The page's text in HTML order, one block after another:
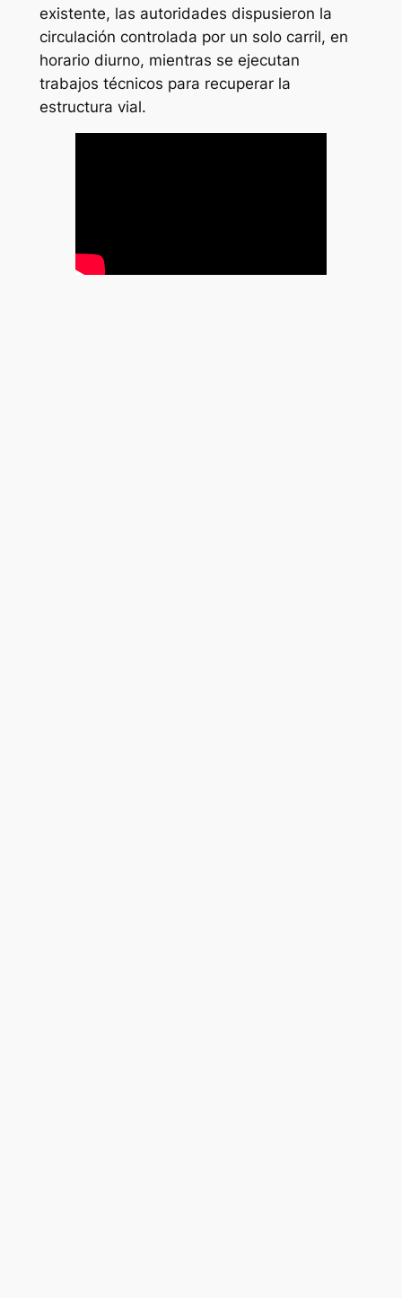
existente, las autoridades dispusieron la
circulación controlada por un solo carril, en
horario diurno, mientras se ejecutan
trabajos técnicos para recuperar la
estructura vial.